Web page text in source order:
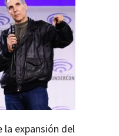
la expansión del